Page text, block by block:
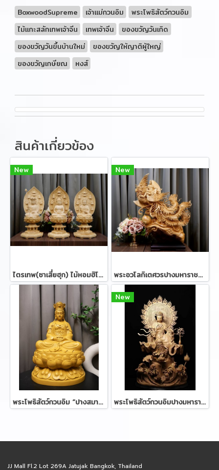
BoxwoodSupreme เจ้าแม่กวนอิม
พระโพธิสัตว์กวนอิม
ไม้แกะสลักเทพเจ้าจีน
เทพเจ้าจีน
ของขวัญวันเกิด
ของขวัญวันขึ้นบ้านใหม่
ของขวัญให้ญาติผู้ใหญ่
ของขวัญเกษียณ
หงส์
สินค้าเกี่ยวข้อง
New
ไตรเทพ(ซาเสี่ยฮุก) ไม้หอมฮิโนกิ ขนาด 57 ซม.
New
พระอวโลกิเตศวรปางมหาราชลีลาประทับหงส์ ไม้หอมทูจา 82 ซม.
พระโพธิสัตว์กวนอิม “ปางสมาธิ" : ไม้หอมการบูร 50 ซม.
New
พระโพธิสัตว์กวนอิมปางมหาราชลีลาประทับดอกบัว ไม้หอมกฤษณา 120 ซม.
JJ Mall Fl.2 Lot 269A Jatujak Bangkok, Thailand